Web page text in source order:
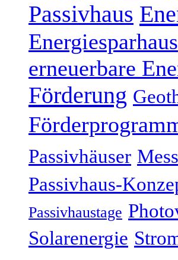
Passivhaus
Energiesparhaus
erneuerbare
Förderung
Passivhäuser
Passivhaus-
Passivhaustage
Solarenergie